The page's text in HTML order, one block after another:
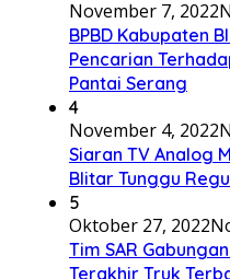
November 7, 2022
BPBD Kabupaten
Pencarian
Pantai Serang
4
November 4, 2022
Siaran TV Analog
Blitar Tunggu
5
Oktober 27, 2022
Tim SAR
Terakhir Truk